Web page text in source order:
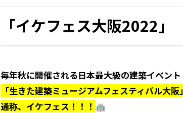
「イケフェス大阪2022」
毎年秋に開催される日本最大級の建築イベント
「生きた建築ミュージアムフェスティバル大阪」
通称、イケフェス！！！